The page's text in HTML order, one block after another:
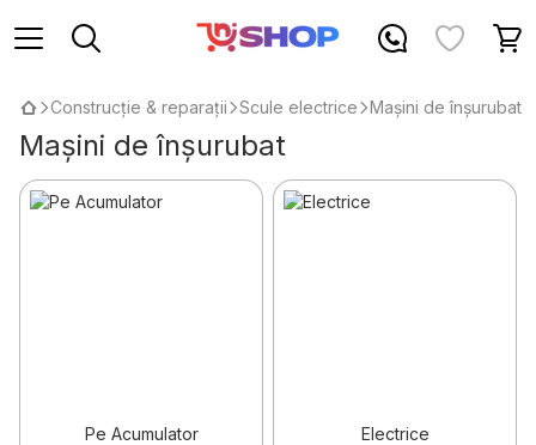
Construcție & reparații Scule electrice Mașini de înșurubat
Mașini de înșurubat
Pe Acumulator Electrice